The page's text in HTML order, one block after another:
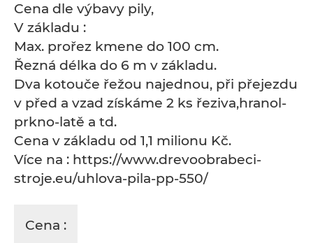
Cena dle výbavy pily,
V základu :
Max. prořez kmene do 100 cm.
Řezná délka do 6 m v základu.
Dva kotouče řežou najednou, při přejezdu
v před a vzad získáme 2 ks řeziva,hranol-
prkno-latě a td.
Cena v základu od 1,1 milionu Kč.
Více na : https://www.drevoobrabeci-
stroje.eu/uhlova-pila-pp-550/
Cena :